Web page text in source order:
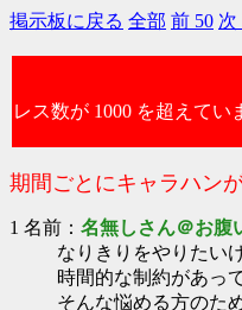
掲示板に戻る 全部 前 50 次
レス数が 1000 を超えてい
期間ごとにキャラハン
1 名前： 名無しさん＠お腹
なりきりをやりたい
時間的な制約があ
そんな悩める方のた